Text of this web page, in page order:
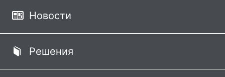
Новости
Решения